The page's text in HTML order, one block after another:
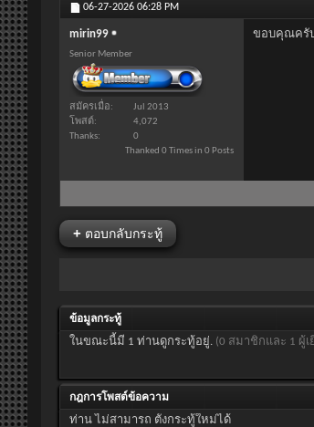
06-27-2026 06:28 PM
mirin99
Senior Member
สมัครเมื่อ
Jul 2013
โพสต์
4,072
Thanks
0
Thanked 0 Times in 0 Posts
ขอบคุณครั
+ ตอบกลับกระทู้
ข้อมูลกระทู้
ในขณะนี้มี 1 ท่านดูกระทู้อยู่. (0 สมาชิกและ 1 ผู้
กฎการโพสต์ข้อความ
ท่าน ไม่สามารถ ตั้งกระทู้ใหม่ได้